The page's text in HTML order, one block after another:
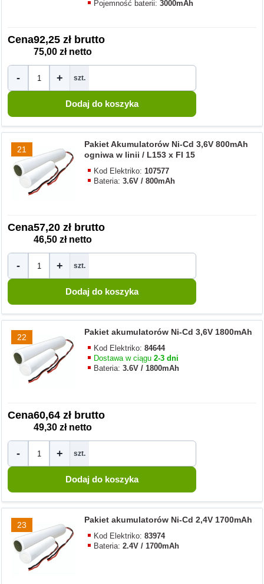
Pojemność baterii:3000mAh
Cena92,25 zł brutto
75,00 zł netto
- + szt.
21
Pakiet Akumulatorów Ni-Cd 3,6V 800mAh
ogniwa w linii / L153 x FI 15
Kod Elektriko:107577
Bateria:3.6V / 800mAh
Cena57,20 zł brutto
46,50 zł netto
- + szt.
22
Pakiet akumulatorów Ni-Cd 3,6V 1800mAh
Kod Elektriko:84644
Dostawa w ciągu2-3 dni
Bateria:3.6V / 1800mAh
Cena60,64 zł brutto
49,30 zł netto
- + szt.
23
Pakiet akumulatorów Ni-Cd 2,4V 1700mAh
Kod Elektriko:83974
Bateria:2.4V / 1700mAh